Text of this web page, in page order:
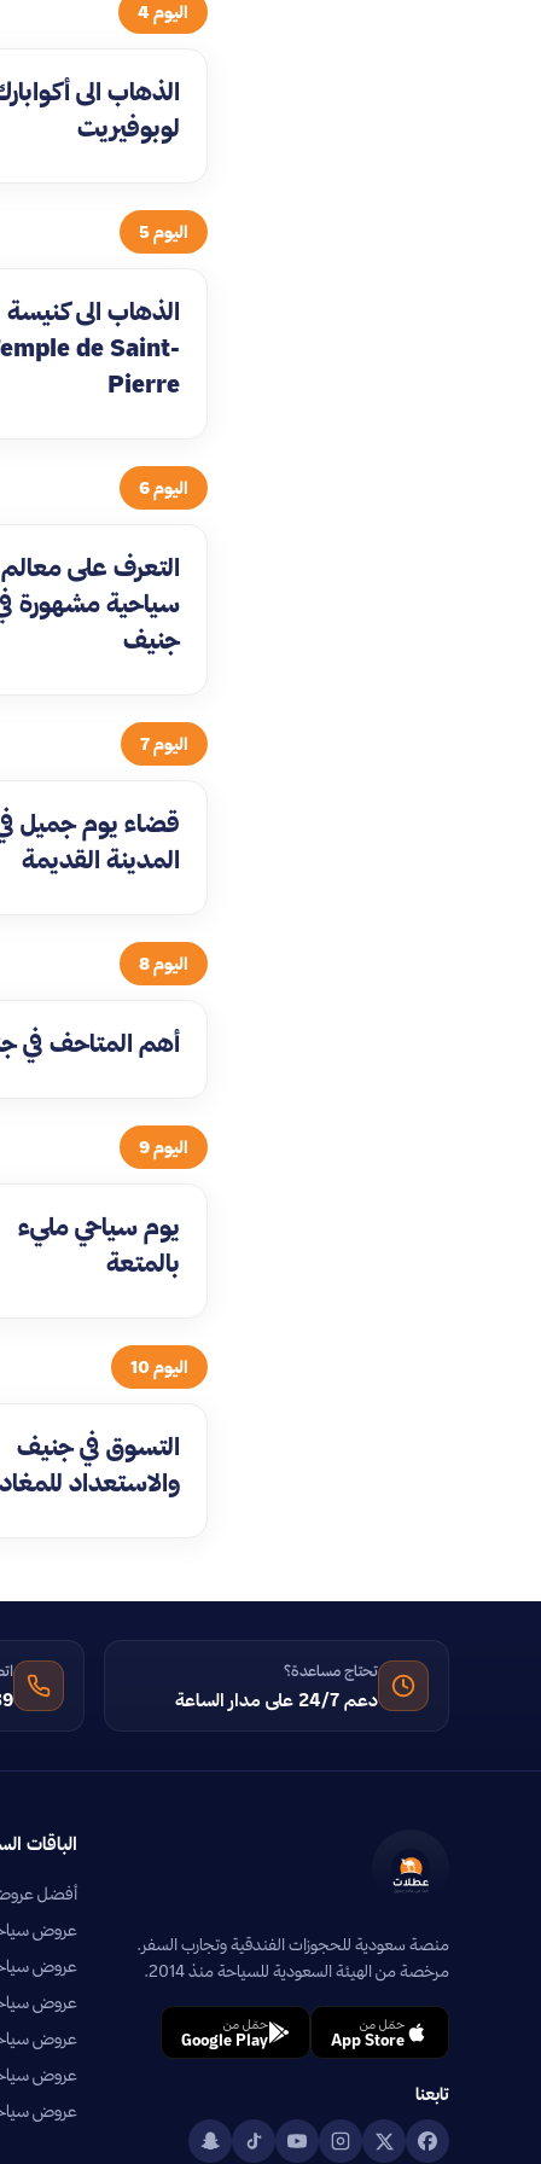
اليوم 4
الذهاب الى
لوبوفيريت
اليوم 5
الذهاب الى كنيسة
de Saint-
Pierre
اليوم 6
التعرف على معالم
سياحية مشهورة
جنيف
اليوم 7
قضاء يوم جميل
المدينة القديمة
اليوم 8
أهم المتاحف في
اليوم 9
يوم سياحي مليء
بالمتعة
اليوم 10
التسوق في جنيف
والاستعداد
تحتاج مساعدة؟
دعم 24/7 على مدار الساعة
منصة سعودية للحجوزات الفندقية وتجارب السفر.
مرخصة من الهيئة السعودية للسياحة منذ 2014.
حمّل من
App Store
حمّل من
Google Play
تابعنا
الباقات
أفضل
عروض
عروض
عروض
عروض
عروض
عروض